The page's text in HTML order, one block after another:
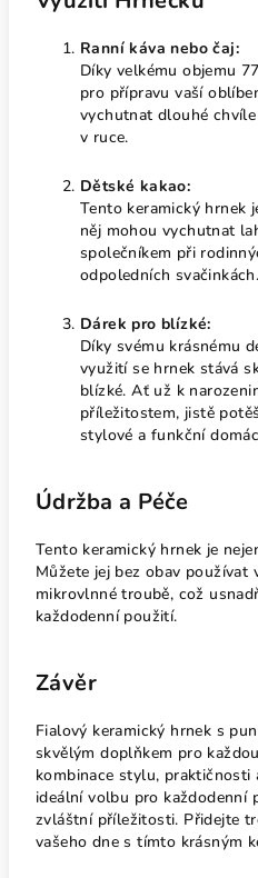
Ranní káva nebo čaj:
Díky velkému objemu
pro přípravu vaší
vychutnat dlouhé
v ruce.
Dětské kakao:
Tento keramický hrnek
něj mohou vychutnat
společníkem při
odpoledních svačinkách.
Dárek pro blízké:
Díky svému krásnému
využití se hrnek stává
blízké. Ať už k
příležitostem, jistě
stylové a funkční
Údržba a Péče
Tento keramický hrnek je
Můžete jej bez obav používat
mikrovlnné troubě, což
každodenní použití.
Závěr
Fialový keramický hrnek s
skvělým doplňkem pro
kombinace stylu, praktičnosti
ideální volbu pro každodenní
zvláštní příležitosti. Přidejte
vašeho dne s tímto krásným